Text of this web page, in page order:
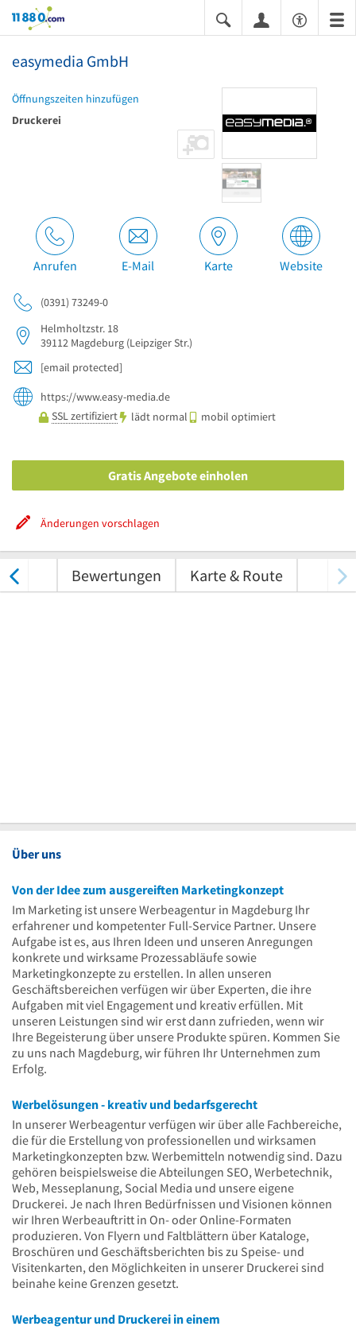
11880.com
easymedia GmbH
Öffnungszeiten hinzufügen
Druckerei
Anrufen E-Mail Karte Website
(0391) 73249-0
Helmholtzstr. 18
39112 Magdeburg (Leipziger Str.)
[email protected]
https://www.easy-media.de
SSL zertifiziert
lädt normal mobil optimiert
Gratis Angebote einholen
Änderungen vorschlagen
Bewertungen Karte & Route
Über uns
Von der Idee zum ausgereiften Marketingkonzept
Im Marketing ist unsere Werbeagentur in Magdeburg Ihr
erfahrener und kompetenter Full-Service Partner. Unsere
Aufgabe ist es, aus Ihren Ideen und unseren Anregungen
konkrete und wirksame Prozessabläufe sowie
Marketingkonzepte zu erstellen. In allen unseren
Geschäftsbereichen verfügen wir über Experten, die ihre
Aufgaben mit viel Engagement und kreativ erfüllen. Mit
unseren Leistungen sind wir erst dann zufrieden, wenn wir
Ihre Begeisterung über unsere Produkte spüren. Kommen Sie
zu uns nach Magdeburg, wir führen Ihr Unternehmen zum
Erfolg.
Werbelösungen - kreativ und bedarfsgerecht
In unserer Werbeagentur verfügen wir über alle Fachbereiche,
die für die Erstellung von professionellen und wirksamen
Marketingkonzepten bzw. Werbemitteln notwendig sind. Dazu
gehören beispielsweise die Abteilungen SEO, Werbetechnik,
Web, Messeplanung, Social Media und unsere eigene
Druckerei. Je nach Ihren Bedürfnissen und Visionen können
wir Ihren Werbeauftritt in On- oder Online-Formaten
produzieren. Von Flyern und Faltblättern über Kataloge,
Broschüren und Geschäftsberichten bis zu Speise- und
Visitenkarten, den Möglichkeiten in unserer Druckerei sind
beinahe keine Grenzen gesetzt.
Werbeagentur und Druckerei in einem